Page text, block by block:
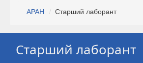
Строка
АРАН Старший лаборант
Старший лаборант